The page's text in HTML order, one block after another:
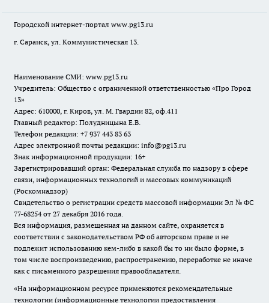
Городской интернет-портал www.pg13.ru
г. Саранск, ул. Коммунистическая 13.
Наименование СМИ: www.pg13.ru
Учредитель: Общество с ограниченной ответственностью «Про Город
13»
Адрес: 610000, г. Киров, ул. М. Гвардии 82, оф.411
Главный редактор: Полудницына Е.В.
Телефон редакции: +7 937 443 83 63
Адрес электронной почты редакции: info@pg13.ru
Знак информационной продукции: 16+
Зарегистрировавший орган: Федеральная служба по надзору в сфере
связи, информационных технологий и массовых коммуникаций
(Роскомнадзор)
Свидетельство о регистрации средств массовой информации Эл № ФС
77-68254 от 27 декабря 2016 года.
Вся информация, размещенная на данном сайте, охраняется в
соответствии с законодательством РФ об авторском праве и не
подлежит использованию кем-либо в какой бы то ни было форме, в
том числе воспроизведению, распространению, переработке не иначе
как с письменного разрешения правообладателя.
«На информационном ресурсе применяются рекомендательные
технологии (информационные технологии предоставления